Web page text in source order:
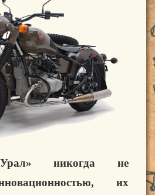
никогда не
их